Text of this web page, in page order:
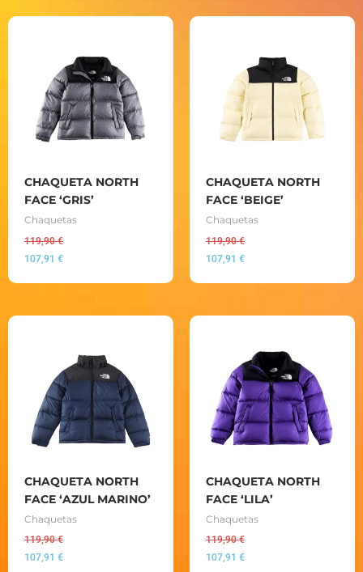
CHAQUETA NORTH
FACE ‘GRIS’
Chaquetas
119,90€
107,91 €
CHAQUETA NORTH
FACE ‘BEIGE’
Chaquetas
119,90€
107,91 €
CHAQUETA NORTH
FACE ‘AZUL MARINO’
Chaquetas
119,90€
107,91 €
CHAQUETA NORTH
FACE ‘LILA’
Chaquetas
119,90€
107,91 €